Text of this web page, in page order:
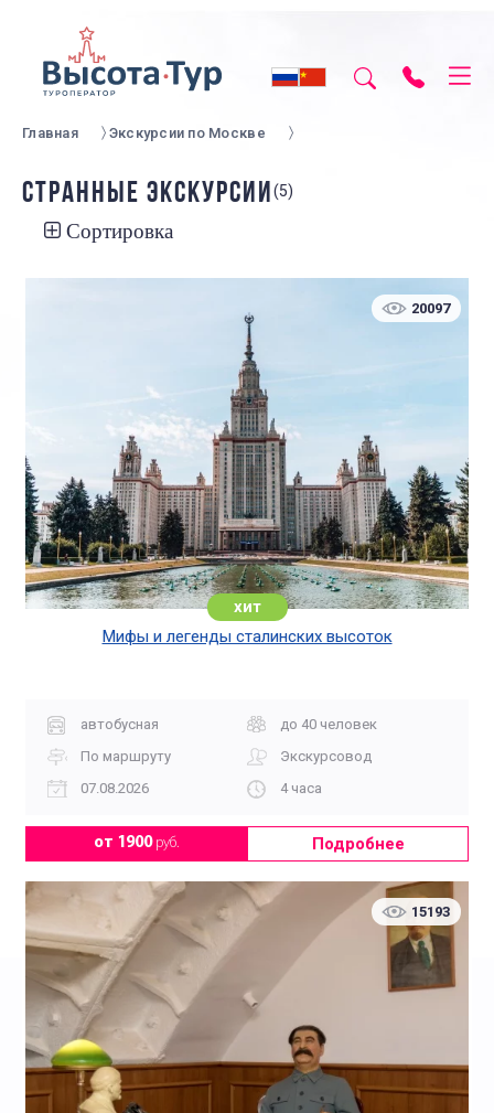
Главная Экскурсии по Москве
СТРАННЫЕ ЭКСКУРСИИ(5)
Сортировка
20097
хит
Мифы и легенды сталинских высоток
автобусная
до 40 человек
По маршруту
Экскурсовод
07.08.2026
4 часа
от 1900руб. Подробнее
15193